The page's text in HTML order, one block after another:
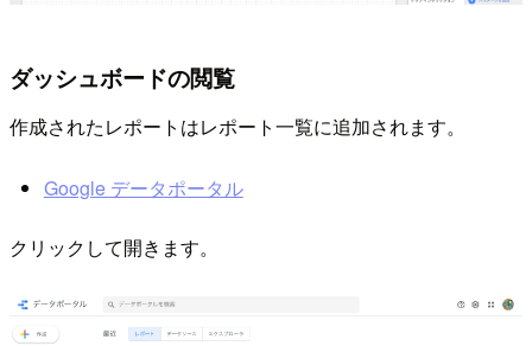
ダッシュボードの閲覧
作成されたレポートはレポート一覧に追加されます。
Google データポータル
クリックして開きます。